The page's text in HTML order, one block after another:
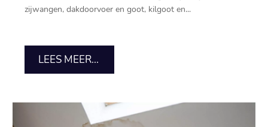
zijwangen, dakdoorvoer en goot, kilgoot en...
LEES MEER...